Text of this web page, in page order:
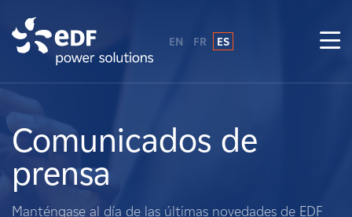
Sobre nosotros
Qué hacemos
EN FR ES
Comunicados de
prensa
Manténgase al día de las últimas novedades de EDF